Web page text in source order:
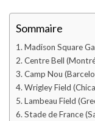
Sommaire
Madison Square
Centre Bell
Camp Nou
Wrigley Field
Lambeau Field
Stade de France